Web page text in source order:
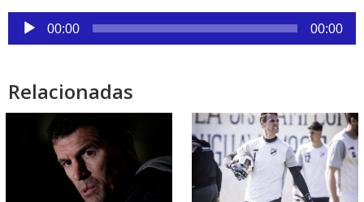
Reproductor
de
00:00 00:00
Relacionadas